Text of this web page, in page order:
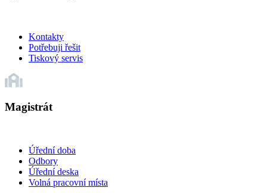
Kontakty
Potřebuji řešit
Tiskový servis
Magistrát
Úřední doba
Odbory
Úřední deska
Volná pracovní místa